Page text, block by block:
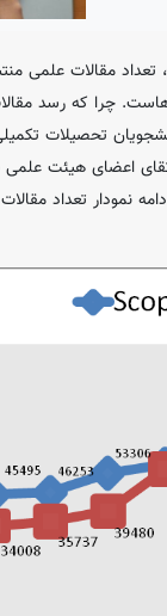
، تعداد مقالات علمی
چرا که رسد
تحصیلات
اعضای هیئت علمی